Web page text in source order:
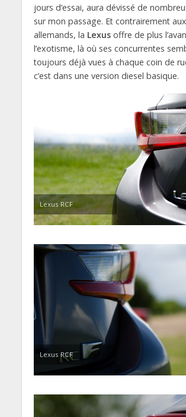
jours d’essai, aura dévissé de
sur mon passage. Et contrairement
allemands, la Lexusoffre de plus
l’exotisme, là où ses concurrentes
toujours déjà vues à chaque coin de
c’est dans une version diesel basique.
Lexus RCF
Lexus RCF